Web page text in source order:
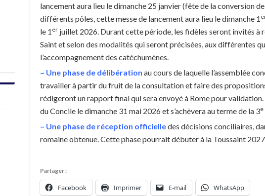
lancement aura lieu le dimanche 25 janvier (fête de la conversion
différents pôles, cette messe de lancement aura lieu le dimanche 1
le 1 er juillet 2026. Durant cette période, les fidèles seront invités à
Saint et selon des modalités qui seront précisées, aux différentes
l’accompagnement des catéchumènes.
– Une phase de délibération au cours de laquelle l’assemblée
travailler à partir du fruit de la consultation et faire des
rédigeront un rapport final qui sera envoyé à Rome pour
du Concile le dimanche 31 mai 2026 et s’achèvera au terme de la 3e
– Une phase de réception officielledes décisions conciliaires,
romaine obtenue. Cette phase pourrait débuter à la Toussaint 2027.
Partager :
Facebook Imprimer E-mail WhatsApp